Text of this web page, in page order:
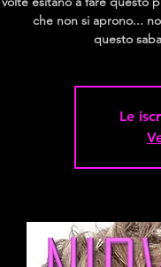
che non si aprono...
questo
Le